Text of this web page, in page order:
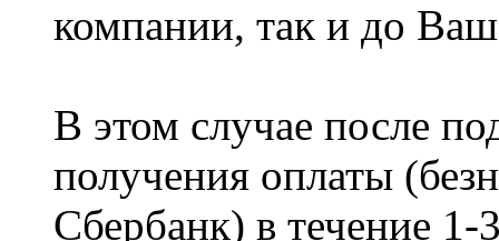
компании, так и до
В этом случае после
получения оплаты
Сбербанк) в течение